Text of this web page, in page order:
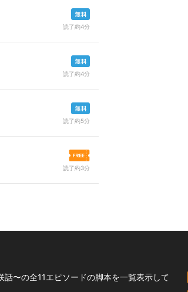
読了約4分
読了約4分
読了約5分
読了約3分
〜の全11エピソードの脚本を一覧表示して